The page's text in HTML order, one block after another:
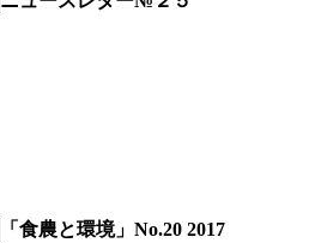
「食農と環境」No.20 2017